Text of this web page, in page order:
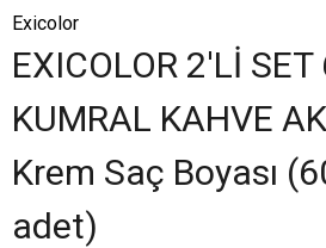
Exicolor
EXICOLOR 2'Lİ SET
KUMRAL KAHVE
Krem Saç Boyası
adet)